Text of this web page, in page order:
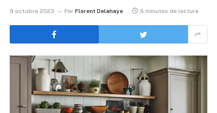
9 octobre 2023 Par Florent Delahaye 6 minutes de lecture